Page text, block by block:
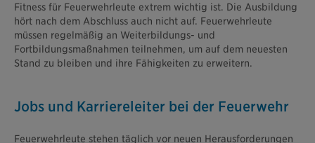
Fitness für Feuerwehrleute extrem wichtig ist. Die Ausbildung
hört nach dem Abschluss auch nicht auf. Feuerwehrleute
müssen regelmäßig an Weiterbildungs- und
Fortbildungsmaßnahmen teilnehmen, um auf dem neuesten
Stand zu bleiben und ihre Fähigkeiten zu erweitern.
Jobs und Karriereleiter bei der Feuerwehr
Feuerwehrleute stehen täglich vor neuen Herausforderungen